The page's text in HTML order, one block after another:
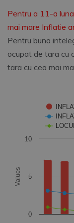
Pentru a 11-a
mai mare Inflatie
Pentru buna
ocupat de tara cu
tara cu cea mai
Combination
The chart has 1
Values
0
5
10